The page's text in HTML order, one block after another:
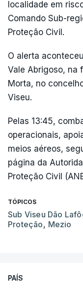
localidade em
Comando Sub-
Proteção Civil.
O alerta
Vale Abrigoso, na
Morta, no
Viseu.
Pelas 13:45,
operacionais,
meios aéreos,
página da
Proteção Civil
TÓPICOS
Sub Viseu Dão
Proteção, Mezio
PAÍS